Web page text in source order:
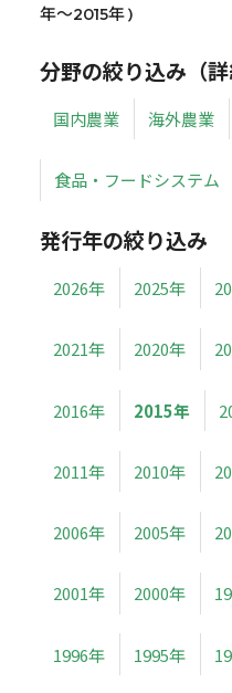
年～2015年 )
分野の絞り込み（詳
国内農業 海外農業
食品・フードシステム
発行年の絞り込み
2026年 2025年
2021年 2020年
2016年 2015年
2011年 2010年
2006年 2005年
2001年 2000年
1996年 1995年